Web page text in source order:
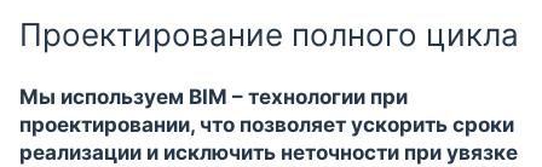
Проектирование полного цикла
Мы используем BIM – технологии при
проектировании, что позволяет ускорить сроки
реализации и исключить неточности при увязке